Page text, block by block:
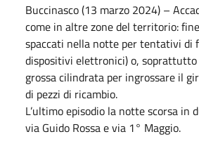
Buccinasco (13 marzo 2024) –
come in altre zone del territorio:
spaccati nella notte per tentativi di
dispositivi elettronici) o, soprattutto
grossa cilindrata per ingrossare il
di pezzi di ricambio.
L’ultimo episodio la notte scorsa in
via Guido Rossa e via 1° Maggio.